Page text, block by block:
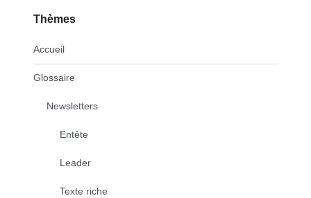
Thèmes
Accueil
Glossaire
Newsletters
Entête
Leader
Texte riche